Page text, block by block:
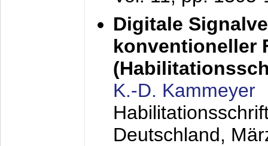
Digitale
konventioneller
K.-D. Kammeyer
Deutschland,